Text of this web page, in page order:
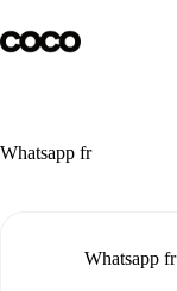
au
contenu
Whatsapp fr
Whatsapp fr